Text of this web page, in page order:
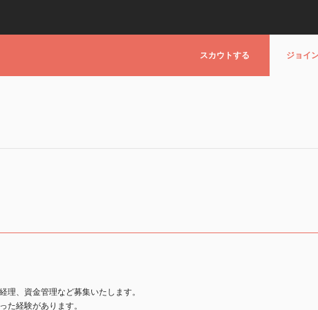
スカウトする ジョイ
理、資金管理など募集いたします。
た経験があります。